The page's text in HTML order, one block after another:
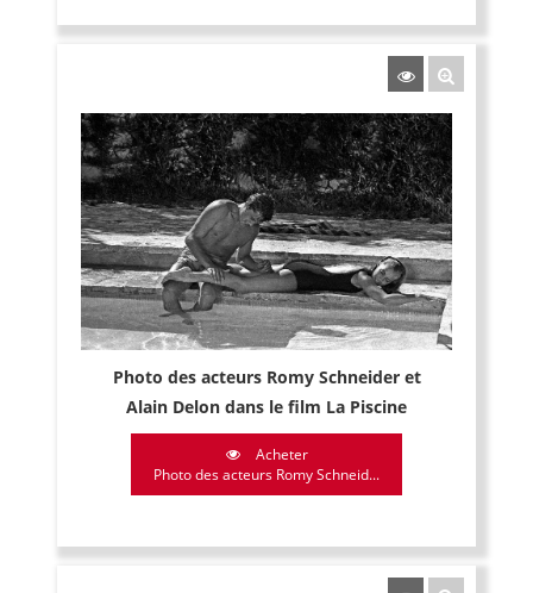
Photo des acteurs Romy Schneider et
Alain Delon dans le film La Piscine
Acheter
Photo des acteurs Romy Schneid...